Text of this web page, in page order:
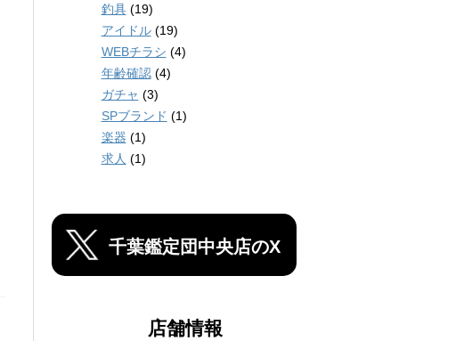
釣具(19)
アイドル(19)
WEBチラシ (4)
年齢確認(4)
ガチャ (3)
SPブランド (1)
楽器 (1)
求人 (1)
千葉鑑定団中央店のX
店舗情報